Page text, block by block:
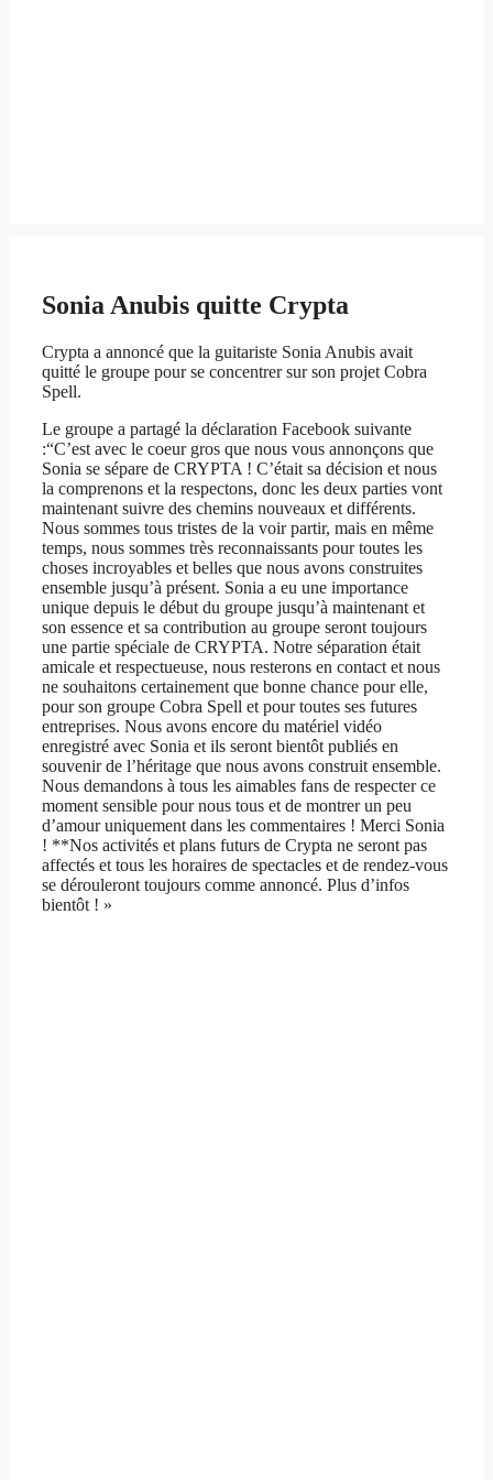
Sonia Anubis quitte Crypta
Crypta a annoncé que la guitariste Sonia Anubis avait
quitté le groupe pour se concentrer sur son projet Cobra
Spell.
Le groupe a partagé la déclaration Facebook suivante
:“C’est avec le coeur gros que nous vous annonçons que
Sonia se sépare de CRYPTA ! C’était sa décision et nous
la comprenons et la respectons, donc les deux parties vont
maintenant suivre des chemins nouveaux et différents.
Nous sommes tous tristes de la voir partir, mais en même
temps, nous sommes très reconnaissants pour toutes les
choses incroyables et belles que nous avons construites
ensemble jusqu’à présent. Sonia a eu une importance
unique depuis le début du groupe jusqu’à maintenant et
son essence et sa contribution au groupe seront toujours
une partie spéciale de CRYPTA. Notre séparation était
amicale et respectueuse, nous resterons en contact et nous
ne souhaitons certainement que bonne chance pour elle,
pour son groupe Cobra Spell et pour toutes ses futures
entreprises. Nous avons encore du matériel vidéo
enregistré avec Sonia et ils seront bientôt publiés en
souvenir de l’héritage que nous avons construit ensemble.
Nous demandons à tous les aimables fans de respecter ce
moment sensible pour nous tous et de montrer un peu
d’amour uniquement dans les commentaires ! Merci Sonia
! **Nos activités et plans futurs de Crypta ne seront pas
affectés et tous les horaires de spectacles et de rendez-vous
se dérouleront toujours comme annoncé. Plus d’infos
bientôt ! »